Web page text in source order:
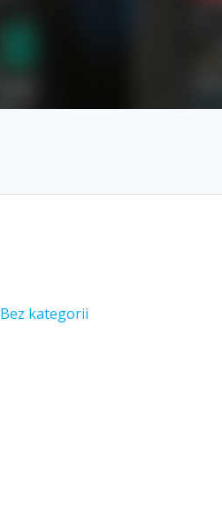
Bez kategorii